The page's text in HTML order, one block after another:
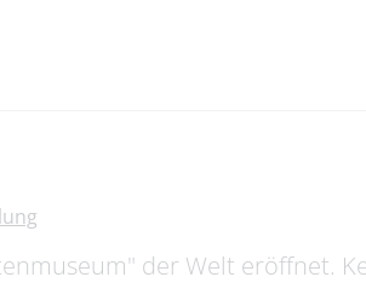
der Welt eröffnet.